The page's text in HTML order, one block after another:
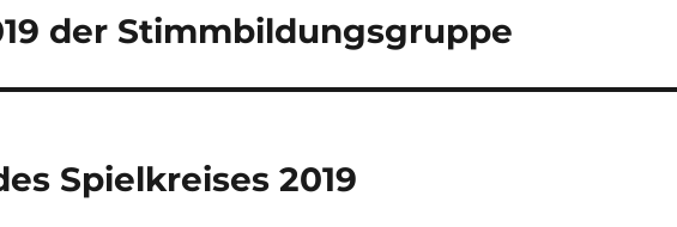
der Stimmbildungsgruppe
Spielkreises 2019